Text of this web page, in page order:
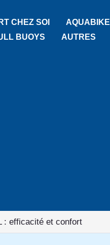
CHEZ SOI AQUABIKE
BUOYS AUTRES
: efficacité et confort